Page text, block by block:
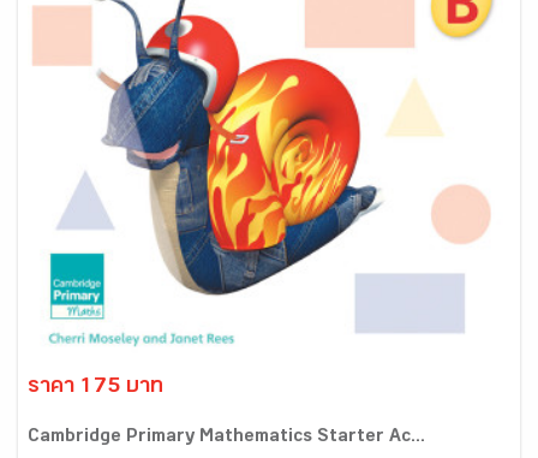
ราคา 175 บาท
Cambridge Primary Mathematics Starter Ac...